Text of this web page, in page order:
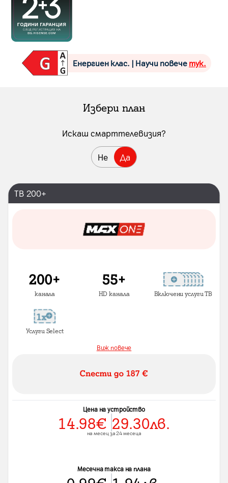
Енергиен клас. | Научи повече тук.
Избери план
Искаш смарттелевизия?
Не Да
ТВ 200+
канала HD канала Включени услуги ТВ
Услуги Select
Виж повече
Цена на устройство
14.98€ 29.30лв.
на месец за 24 месеца
Месечна такса на плана